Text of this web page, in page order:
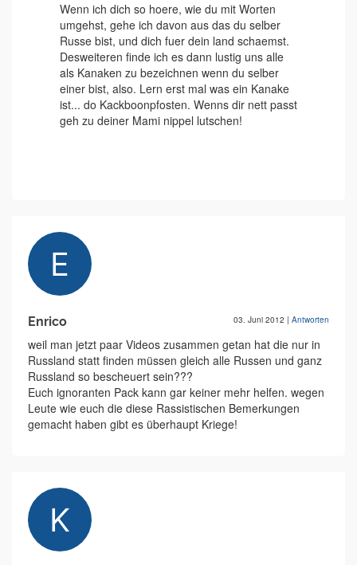
Wenn ich dich so hoere, wie du mit Worten
umgehst, gehe ich davon aus das du selber
Russe bist, und dich fuer dein land schaemst.
Desweiteren finde ich es dann lustig uns alle
als Kanaken zu bezeichnen wenn du selber
einer bist, also. Lern erst mal was ein Kanake
ist... do Kackboonpfosten. Wenns dir nett passt
geh zu deiner Mami nippel lutschen!
Enrico 03. Juni 2012 | Antworten
weil man jetzt paar Videos zusammen getan hat die nur in
Russland statt finden müssen gleich alle Russen und ganz
Russland so bescheuert sein???
Euch ignoranten Pack kann gar keiner mehr helfen. wegen
Leute wie euch die diese Rassistischen Bemerkungen
gemacht haben gibt es überhaupt Kriege!